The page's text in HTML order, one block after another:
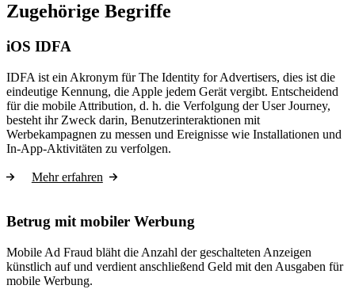
Zugehörige Begriffe
iOS IDFA
IDFA ist ein Akronym für The Identity for Advertisers, dies ist die
eindeutige Kennung, die Apple jedem Gerät vergibt. Entscheidend
für die mobile Attribution, d. h. die Verfolgung der User Journey,
besteht ihr Zweck darin, Benutzerinteraktionen mit
Werbekampagnen zu messen und Ereignisse wie Installationen und
In-App-Aktivitäten zu verfolgen.
Mehr erfahren
Betrug mit mobiler Werbung
Mobile Ad Fraud bläht die Anzahl der geschalteten Anzeigen
künstlich auf und verdient anschließend Geld mit den Ausgaben für
mobile Werbung.